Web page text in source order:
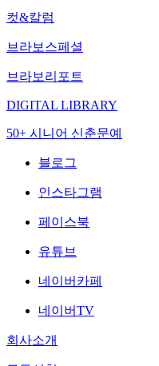
컷&칼럼
브라보스페셜
브라보리포트
DIGITAL LIBRARY
50+ 시니어 신춘문예
블로그
인스타그램
페이스북
유튜브
네이버카페
네이버TV
회사소개